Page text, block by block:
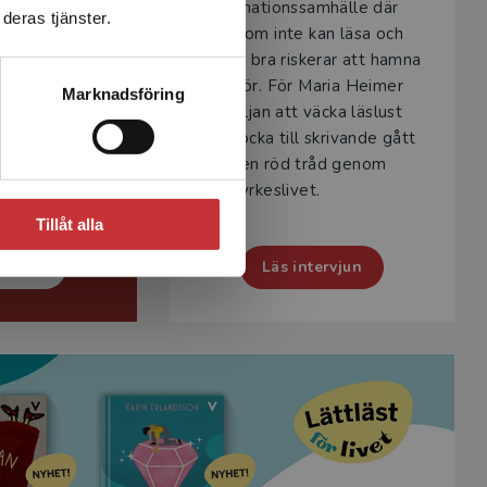
tjänster.
Marknadsföring
Tillåt alla
ska
tekniska
sidan av
Läs
författaren
informationssamhälle där
den som inte kan läsa och
skriva bra riskerar att hamna
utanför. För Maria Heimer
har viljan att väcka läslust
och locka till skrivande gått
som en röd tråd genom
hela yrkeslivet.
Läs intervjun